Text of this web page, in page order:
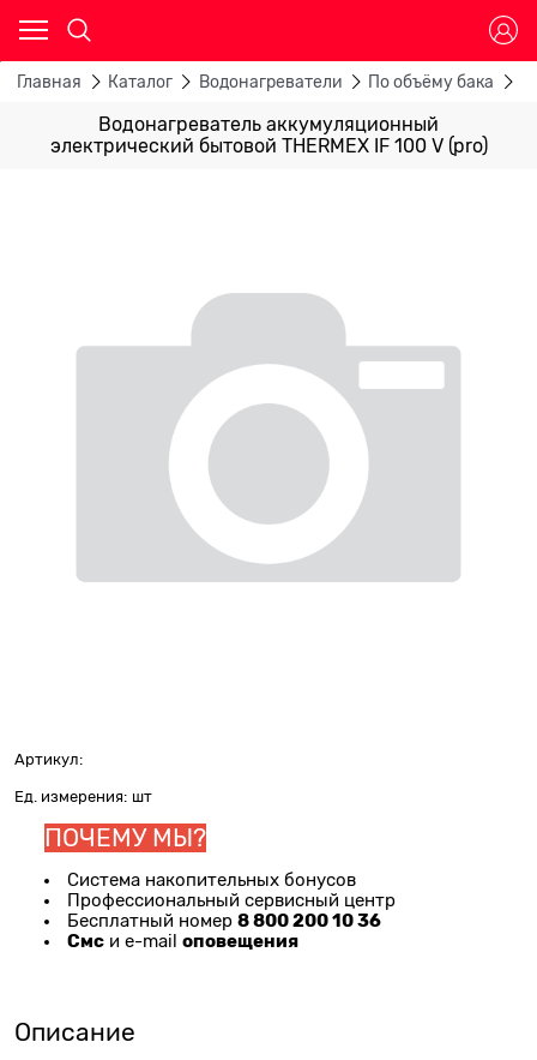
Главная Каталог Водонагреватели По объёму бака
Водонагреватель аккумуляционный
электрический бытовой THERMEX IF 100 V (pro)
Артикул:
Ед. измерения: шт
ПОЧЕМУ МЫ?
Система накопительных бонусов
Профессиональный сервисный центр
Бесплатный номер 8 800 200 10 36
Смс и e-mail оповещения
Описание